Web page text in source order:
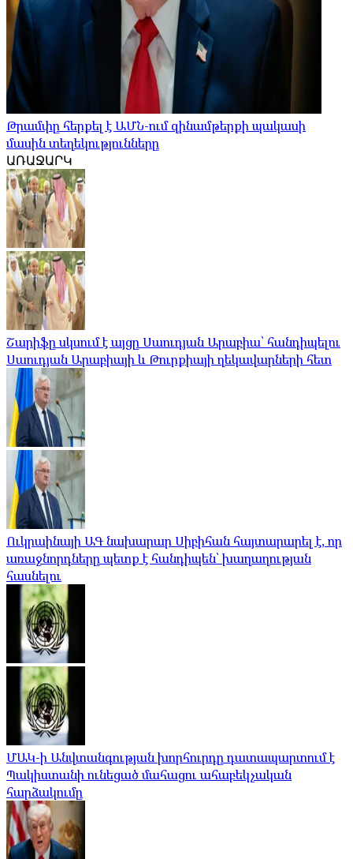
Թրամփը հերքել է ԱՄՆ-ում զինամթերքի պակասի
մասին տեղեկությունները
ԱՌԱՋԱՐԿ
Շարիֆը սկսում է այցը Սաուդյան Արաբիա՝ հանդիպելու
Սաուդյան Արաբիայի և Թուրքիայի ղեկավարների հետ
Ուկրաինայի ԱԳ նախարար Սիբիհան հայտարարել է, որ
առաջնորդները պետք է հանդիպեն՝ խաղաղության
հասնելու
ՄԱԿ-ի Անվտանգության խորհուրդը դատապարտում է
Պակիստանի ունեցած մահացու ահաբեկչական
հարձակումը